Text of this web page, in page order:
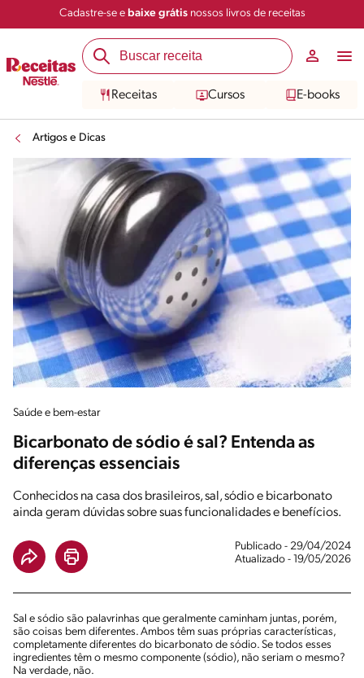
Cadastre-se e baixe grátisnossos livros de receitas
Receitas Cursos E-books
Artigos e Dicas
Saúde e bem-estar
Bicarbonato de sódio é sal? Entenda as
diferenças essenciais
Conhecidos na casa dos brasileiros, sal, sódio e bicarbonato
ainda geram dúvidas sobre suas funcionalidades e benefícios.
Publicado - 29/04/2024
Atualizado - 19/05/2026
Sal e sódio são palavrinhas que geralmente caminham juntas, porém,
são coisas bem diferentes. Ambos têm suas próprias características,
completamente diferentes do bicarbonato de sódio. Se todos esses
ingredientes têm o mesmo componente (sódio), não seriam o mesmo?
Na verdade, não.